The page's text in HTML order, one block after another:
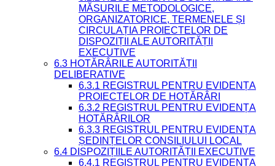
MĂSURILE METODOLOGICE,
ORGANIZATORICE, TERMENELE ȘI
CIRCULAȚIA PROIECTELOR DE
DISPOZIȚII ALE AUTORITĂȚII
EXECUTIVE
6.3 HOTĂRÂRILE AUTORITĂȚII
DELIBERATIVE
6.3.1 REGISTRUL PENTRU EVIDENȚA
PROIECTELOR DE HOTĂRÂRI
6.3.2 REGISTRUL PENTRU EVIDENȚA
HOTĂRÂRILOR
6.3.3 REGISTRUL PENTRU EVIDENȚA
ȘEDINȚELOR CONSILIULUI LOCAL
6.4 DISPOZIȚIILE AUTORITĂȚII EXECUTIVE
6.4.1 REGISTRUL PENTRU EVIDENȚA